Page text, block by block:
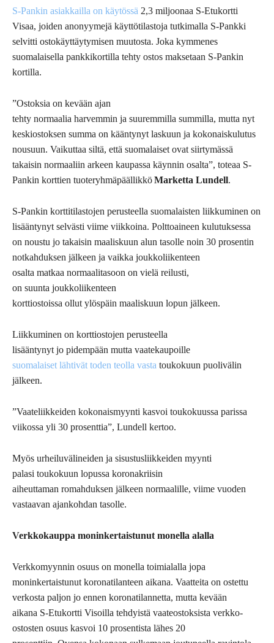
S-Pankin asiakkailla on käytössä 2,3 miljoonaa S-Etukortti
Visaa, joiden anonyymejä käyttötilastoja tutkimalla S-Pankki
selvitti ostokäyttäytymisen muutosta. Joka kymmenes
suomalaisella pankkikortilla tehty ostos maksetaan S-Pankin
kortilla.
”Ostoksia on kevään ajan
tehty normaalia harvemmin ja suuremmilla summilla, mutta nyt
keskiostoksen summa on kääntynyt laskuun ja kokonaiskulutus
nousuun. Vaikuttaa siltä, että suomalaiset ovat siirtymässä
takaisin normaaliin arkeen kaupassa käynnin osalta”, toteaa S-
Pankin korttien tuoteryhmäpäällikköMarketta Lundell.
S-Pankin korttitilastojen perusteella suomalaisten liikkuminen on
lisääntynyt selvästi viime viikkoina. Polttoaineen kulutuksessa
on noustu jo takaisin maaliskuun alun tasolle noin 30 prosentin
notkahduksen jälkeen ja vaikka joukkoliikenteen
osalta matkaa normaalitasoon on vielä reilusti,
on suunta joukkoliikenteen
korttiostoissa ollut ylöspäin maaliskuun lopun jälkeen.
Liikkuminen on korttiostojen perusteella
lisääntynyt jo pidempään mutta vaatekaupoille
suomalaiset lähtivät toden teolla vasta toukokuun puolivälin
jälkeen.
”Vaateliikkeiden kokonaismyynti kasvoi toukokuussa parissa
viikossa yli 30 prosenttia”, Lundell kertoo.
Myös urheiluvälineiden ja sisustusliikkeiden myynti
palasi toukokuun lopussa koronakriisin
aiheuttaman romahduksen jälkeen normaalille, viime vuoden
vastaavan ajankohdan tasolle.
Verkkokauppa moninkertaistunut monella alalla
Verkkomyynnin osuus on monella toimialalla jopa
moninkertaistunut koronatilanteen aikana. Vaatteita on ostettu
verkosta paljon jo ennen koronatilannetta, mutta kevään
aikana S-Etukortti Visoilla tehdyistä vaateostoksista verkko-
ostosten osuus kasvoi 10 prosentista lähes 20